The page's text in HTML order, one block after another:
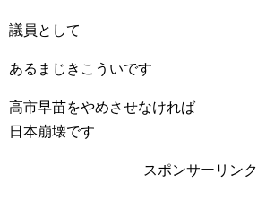
議員として
あるまじきこういです
高市早苗をやめさせなければ
日本崩壊です
スポンサーリンク